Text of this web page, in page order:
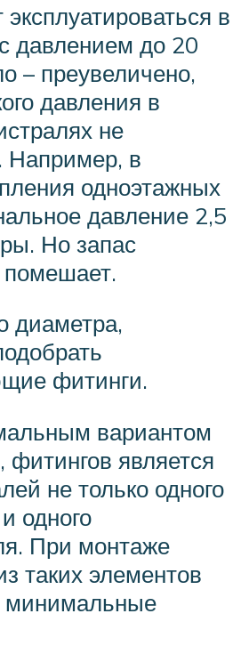
в
давлением до 20
– преувеличено,
давления в
не
Например, в
одноэтажных
давление 2,5
Но запас
помешает.
диаметра,
фитинги.
вариантом
фитингов является
не только одного
одного
При монтаже
таких элементов
минимальные